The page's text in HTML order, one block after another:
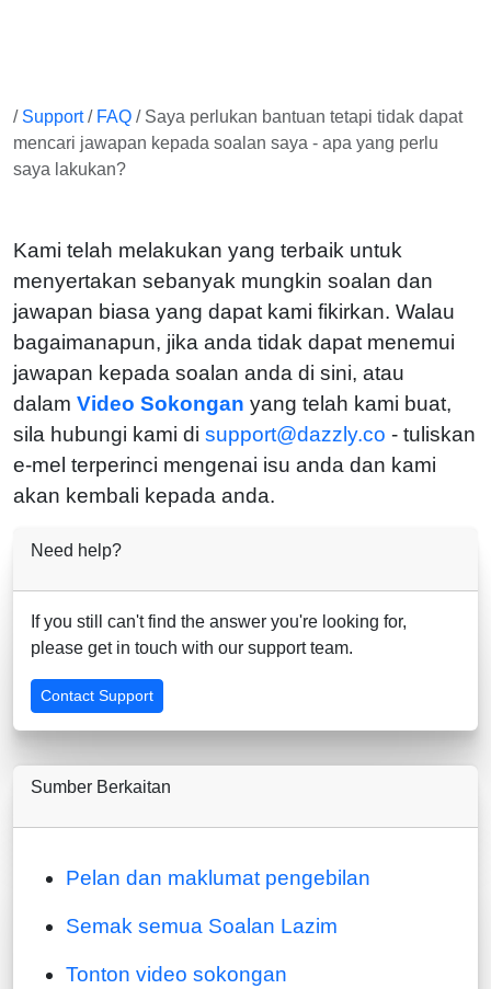
/ Support/ FAQ / Saya perlukan bantuan tetapi tidak dapat
mencari jawapan kepada soalan saya - apa yang perlu
saya lakukan?
Kami telah melakukan yang terbaik untuk
menyertakan sebanyak mungkin soalan dan
jawapan biasa yang dapat kami fikirkan. Walau
bagaimanapun, jika anda tidak dapat menemui
jawapan kepada soalan anda di sini, atau
dalam Video Sokongan yang telah kami buat,
sila hubungi kami di support@dazzly.co - tuliskan
e-mel terperinci mengenai isu anda dan kami
akan kembali kepada anda.
Need help?
If you still can't find the answer you're looking for,
please get in touch with our support team.
Contact Support
Sumber Berkaitan
Pelan dan maklumat pengebilan
Semak semua Soalan Lazim
Tonton video sokongan